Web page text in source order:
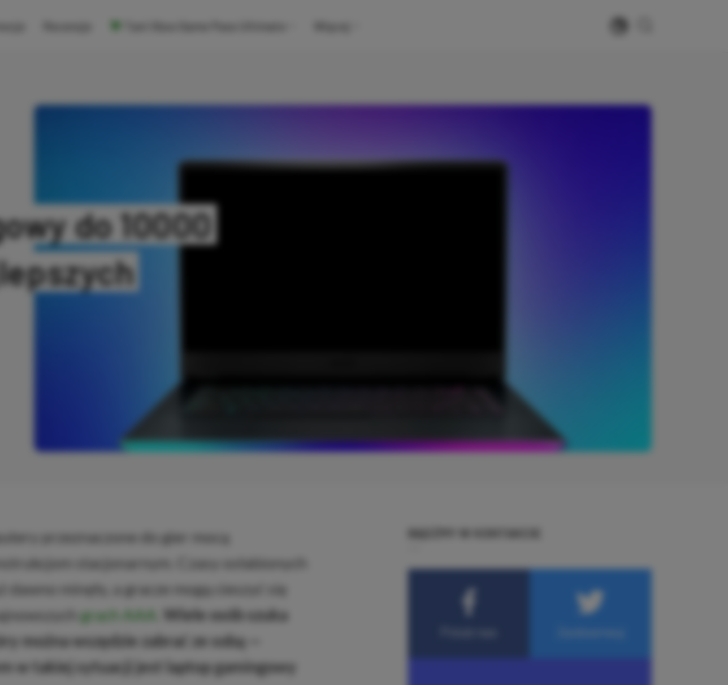
do 10000
przeznaczone do gier mocą
stacjonarnym. Czasy osłabionych
minęły, a gracze mogą cieszyć się
grach AAA
Wiele osób szuka
można wszędzie zabrać ze sobą —
w takiej sytuacji jest laptop gamingowy